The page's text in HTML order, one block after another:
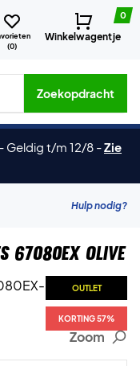
(0)
0
Winkelwagentje
etc.
Zoekopdracht
- Geldig t/m 12/8 -Zie
Hulp nodig?
67080EX Olive
OUTLET
KORTING 57%
OUTLET
KORTING 57%
Zoom